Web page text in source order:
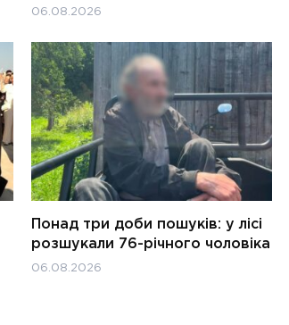
06.08.2026
Понад три доби пошуків: у лісі
розшукали 76-річного чоловіка
06.08.2026